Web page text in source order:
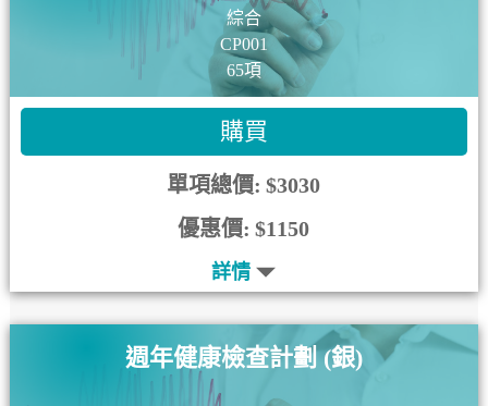
綜合
CP001
65項
購買
單項總價: $3030
優惠價: $1150
詳情
週年健康檢查計劃 (銀)